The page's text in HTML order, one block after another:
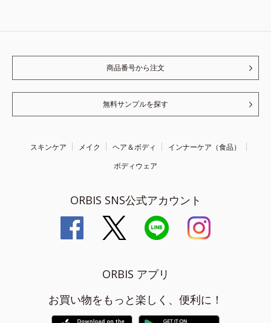
商品番号から注文
無料サンプルを探す
スキンケア メイク ヘア＆ボディ
インナーケア（食品）
ボディウェア
ORBIS SNS公式アカウント
ORBIS アプリ
お買い物をもっと楽しく、便利に！